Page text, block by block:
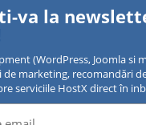
va la
(WordPress, Joomla si
de marketing, recomandări
serviciile HostX direct în